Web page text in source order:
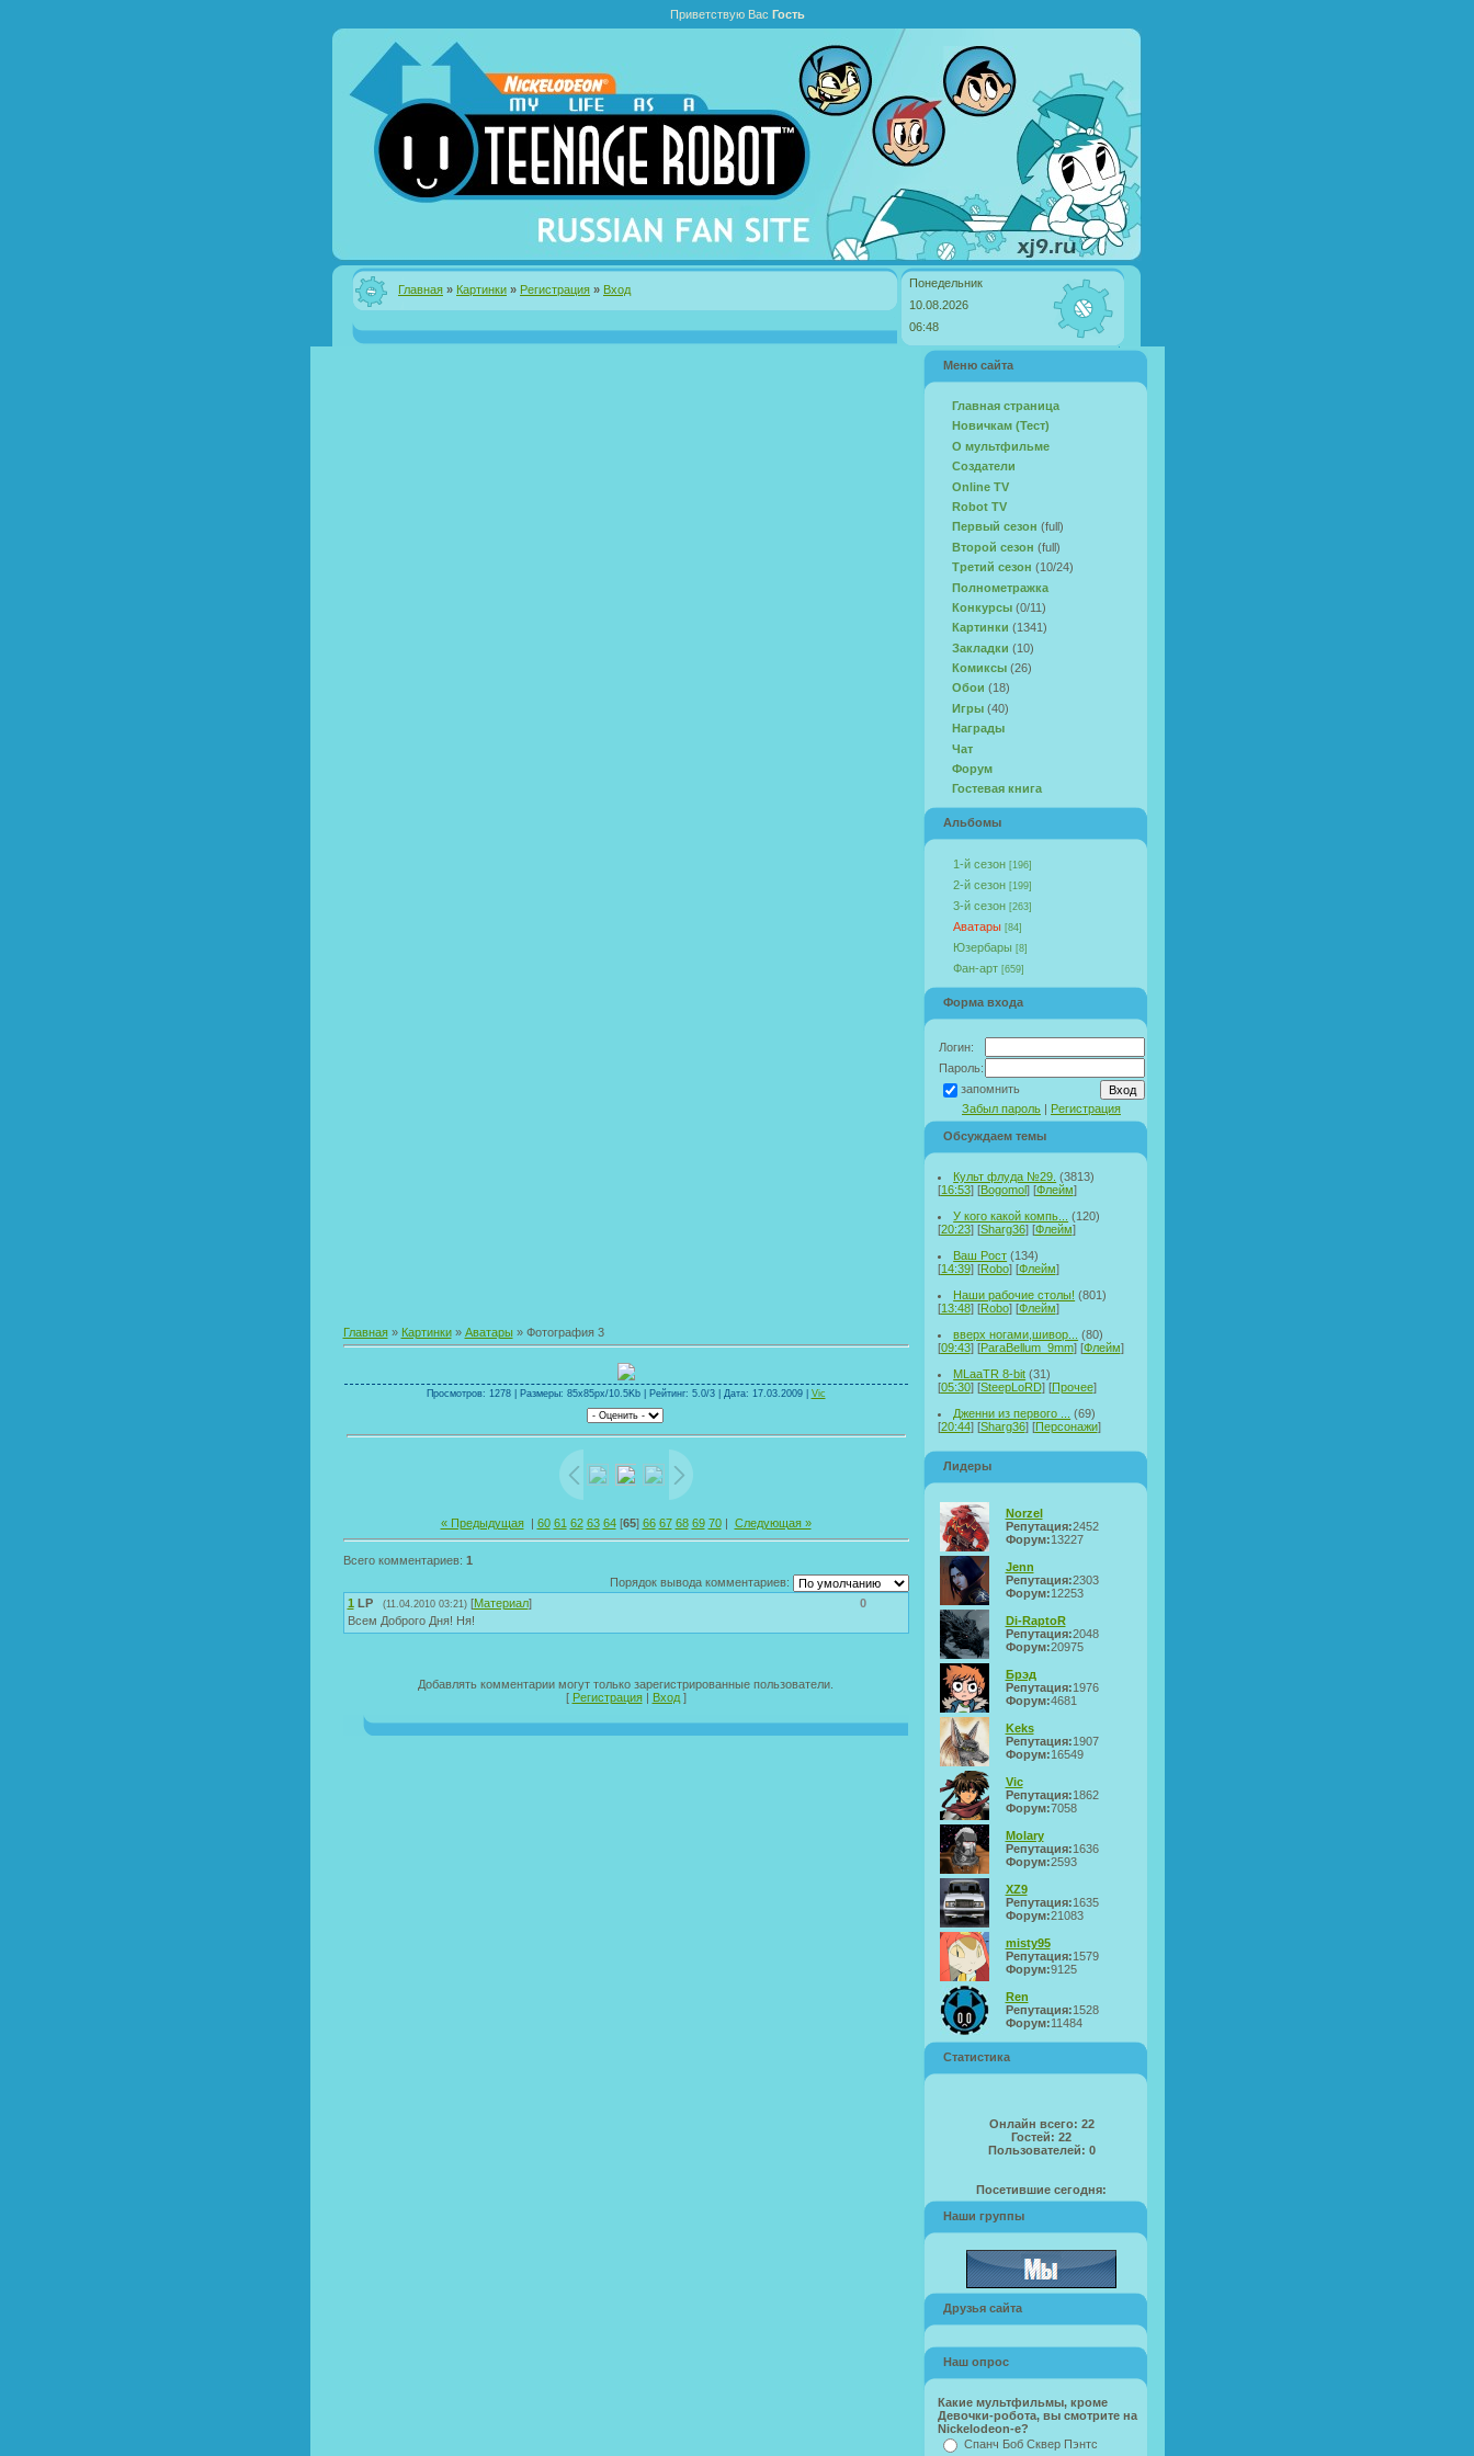
Приветствую Вас Гость
Главная » Картинки » Регистрация » Вход
Понедельник
10.08.2026
06:48
Главная» Картинки» Аватары» Фотография 3
Просмотров: 1278 | Размеры: 85x85px/10.5Kb | Рейтинг: 5.0/3 | Дата: 17.03.2009 | Vic
« Предыдущая| 60 61 62 63 64[65] 66 67 68 69 70| Следующая »
Всего комментариев: 1
Порядок вывода комментариев:
0
1 LP (11.04.2010 03:21)[Материал]
Всем Доброго Дня! Ня!
Добавлять комментарии могут только зарегистрированные пользователи.
[ Регистрация| Вход]
Меню сайта
Главная страница
Новичкам (Тест)
О мультфильме
Создатели
Online TV
Robot TV
Первый сезон (full)
Второй сезон (full)
Третий сезон (10/24)
Полнометражка
Конкурсы (0/11)
Картинки (1341)
Закладки (10)
Комиксы (26)
Обои (18)
Игры (40)
Награды
Чат
Форум
Гостевая книга
Альбомы
1-й сезон [196]
2-й сезон [199]
3-й сезон [263]
Аватары [84]
Юзербары [8]
Фан-арт [659]
Форма входа
Логин:
Пароль:
запомнить
Забыл пароль | Регистрация
Обсуждаем темы
Культ флуда №29. (3813)
[16:53] [Bogomol] [Флейм]
У кого какой компь...
(120)
[20:23] [Sharg36] [Флейм]
Ваш Рост (134)
[14:39] [Robo] [Флейм]
Наши рабочие столы! (801)
[13:48] [Robo] [Флейм]
вверх ногами,шивор...
(80)
[09:43] [ParaBellum_9mm] [Флейм]
MLaaTR 8-bit (31)
[05:30] [SteepLoRD] [Прочее]
Дженни из первого ...
(69)
[20:44] [Sharg36] [Персонажи]
Лидеры
Norzel
Репутация:2452
Форум:13227
Jenn
Репутация:2303
Форум:12253
Di-RaptoR
Репутация:2048
Форум:20975
Брэд
Репутация:1976
Форум:4681
Keks
Репутация:1907
Форум:16549
Vic
Репутация:1862
Форум:7058
Molary
Репутация:1636
Форум:2593
XZ9
Репутация:1635
Форум:21083
misty95
Репутация:1579
Форум:9125
Ren
Репутация:1528
Форум:11484
Статистика
Онлайн всего: 22
Гостей: 22
Пользователей: 0
Посетившие сегодня:
Наши группы
Друзья сайта
Наш опрос
Какие мультфильмы, кроме
Девочки-робота, вы смотрите на
Nickelodeon-e?
Спанч Боб Сквер Пэнтс